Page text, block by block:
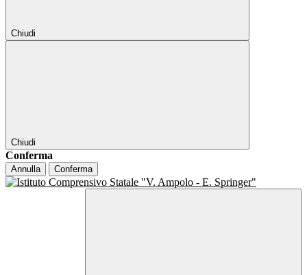
Chiudi
Chiudi
Conferma
Annulla Conferma